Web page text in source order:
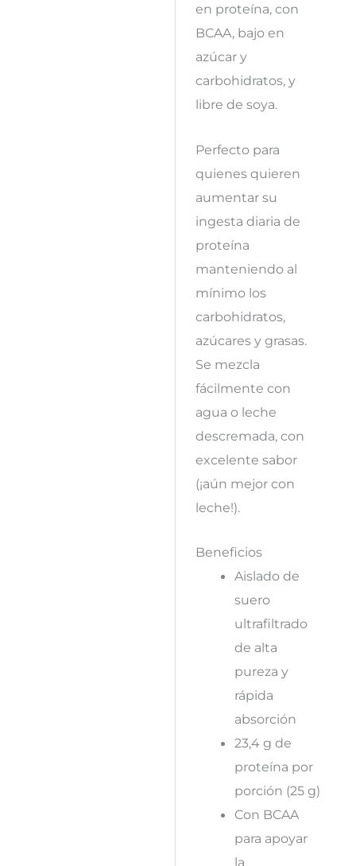
en proteína, con
BCAA, bajo en
azúcar y
carbohidratos, y
libre de soya.
Perfecto para
quienes quieren
aumentar su
ingesta diaria de
proteína
manteniendo al
mínimo los
carbohidratos,
azúcares y grasas.
Se mezcla
fácilmente con
agua o leche
descremada, con
excelente sabor
(¡aún mejor con
leche!).
Beneficios
Aislado de
suero
ultrafiltrado
de alta
pureza y
rápida
absorción
23,4 g de
proteína por
porción (25 g)
Con BCAA
para apoyar
la